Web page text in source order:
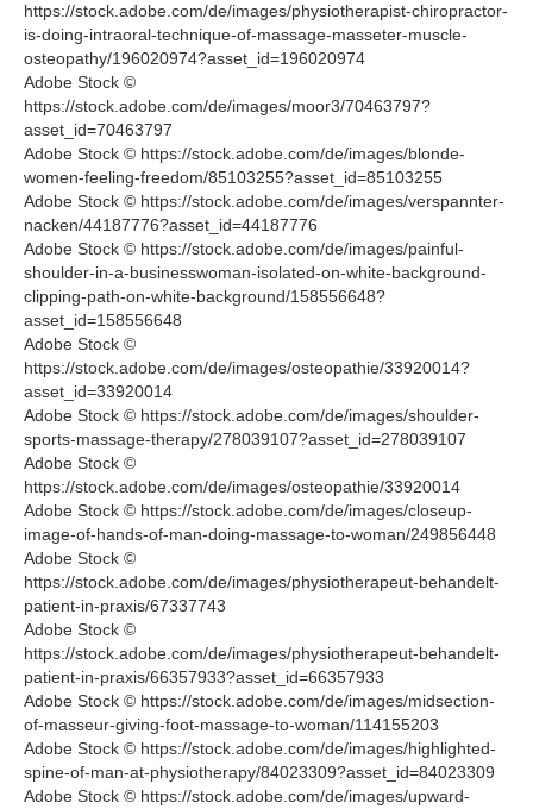
https://stock.adobe.com/de/images/physiotherapist-chiropractor-
is-doing-intraoral-technique-of-massage-masseter-muscle-
osteopathy/196020974?asset_id=196020974
Adobe Stock ©
https://stock.adobe.com/de/images/moor3/70463797?
asset_id=70463797
Adobe Stock © https://stock.adobe.com/de/images/blonde-
women-feeling-freedom/85103255?asset_id=85103255
Adobe Stock © https://stock.adobe.com/de/images/verspannter-
nacken/44187776?asset_id=44187776
Adobe Stock © https://stock.adobe.com/de/images/painful-
shoulder-in-a-businesswoman-isolated-on-white-background-
clipping-path-on-white-background/158556648?
asset_id=158556648
Adobe Stock ©
https://stock.adobe.com/de/images/osteopathie/33920014?
asset_id=33920014
Adobe Stock © https://stock.adobe.com/de/images/shoulder-
sports-massage-therapy/278039107?asset_id=278039107
Adobe Stock ©
https://stock.adobe.com/de/images/osteopathie/33920014
Adobe Stock © https://stock.adobe.com/de/images/closeup-
image-of-hands-of-man-doing-massage-to-woman/249856448
Adobe Stock ©
https://stock.adobe.com/de/images/physiotherapeut-behandelt-
patient-in-praxis/67337743
Adobe Stock ©
https://stock.adobe.com/de/images/physiotherapeut-behandelt-
patient-in-praxis/66357933?asset_id=66357933
Adobe Stock © https://stock.adobe.com/de/images/midsection-
of-masseur-giving-foot-massage-to-woman/114155203
Adobe Stock © https://stock.adobe.com/de/images/highlighted-
spine-of-man-at-physiotherapy/84023309?asset_id=84023309
Adobe Stock © https://stock.adobe.com/de/images/upward-